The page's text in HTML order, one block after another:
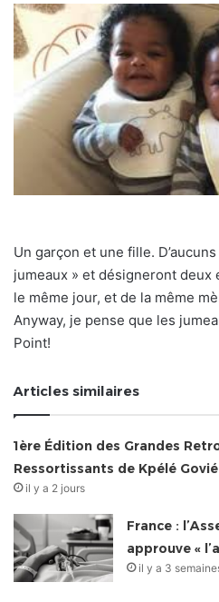
Un garçon et une fille.
jumeaux » et désigneront deux
le même jour, et de la même
Anyway, je pense que les
Point!
Articles similaires
1ère Édition des Grandes
Ressortissants de Kpélé
il y a 2 jours
France :
approuve «
il y a 3